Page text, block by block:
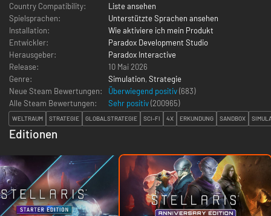
Country Compatibility:
Liste ansehen
Spielsprachen:
Unterstützte Sprachen ansehen
Installation:
Wie aktiviere ich mein Produkt
Entwickler:
Paradox Development Studio
Herausgeber:
Paradox Interactive
Release:
10 Mai 2026
Genre:
Simulation, Strategie
Neue Steam Bewertungen:
Überwiegend positiv(683)
Alle Steam Bewertungen:
Sehr positiv(200965)
WELTRAUM STRATEGIE GLOBALSTRATEGIE SCI-FI 4X ERKUNDUNG SANDBOX
Editionen